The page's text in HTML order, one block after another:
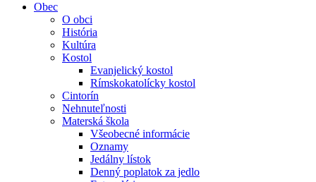
Obec
O obci
História
Kultúra
Kostol
Evanjelický kostol
Rímskokatolícky kostol
Cintorín
Nehnuteľnosti
Materská škola
Všeobecné informácie
Oznamy
Jedálny lístok
Denný poplatok za jedlo